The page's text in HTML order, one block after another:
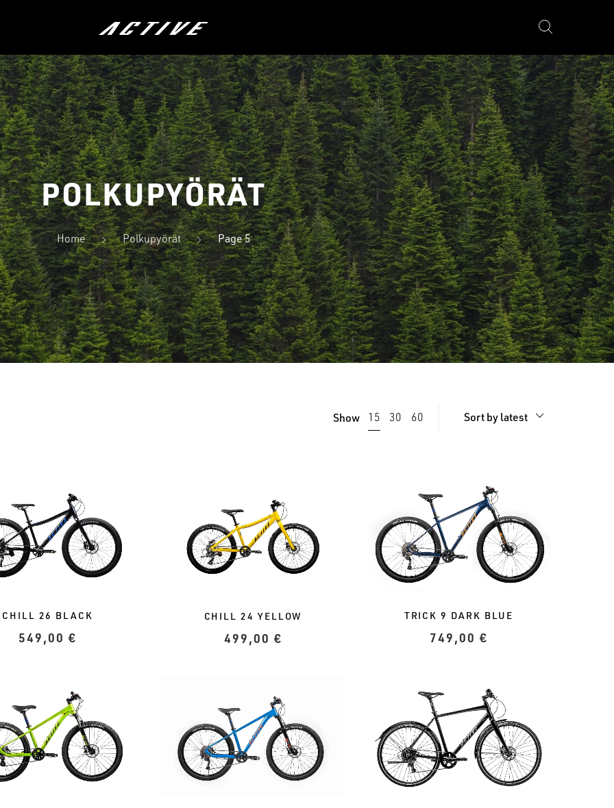
LASTEN PYÖRÄT HYBRIDIPYÖRÄT FATBIKES
POLKUPYÖRÄT
Home Polkupyörät Page 5
Show 15 30 60 Sort by latest
CHILL 26 BLACK
549,00 €
CHILL 24 YELLOW
499,00 €
TRICK 9 DARK BLUE
749,00 €